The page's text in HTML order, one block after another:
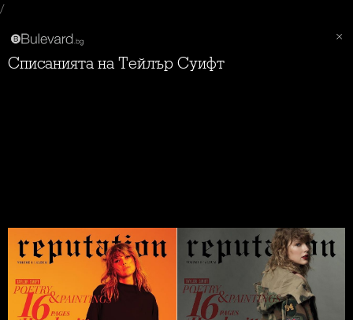
/
Списанията на Тейлър Суифт